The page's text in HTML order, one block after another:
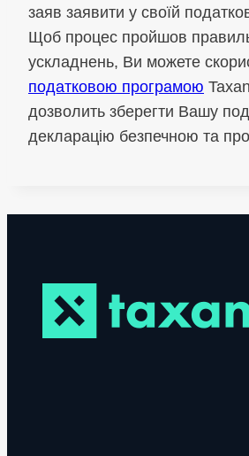
заяв заявити у своїй
Щоб процес пройшов
ускладнень, Ви можете
податковою програмою
дозволить зберегти Вашу
декларацію безпечною та